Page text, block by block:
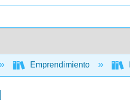
Emprendimiento